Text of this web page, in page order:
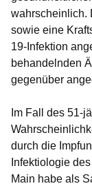
wahrscheinlich.
sowie eine
19-Infektion
behandelnden
gegenüber
Im Fall des 51-
durch die
Infektiologie
Main habe als